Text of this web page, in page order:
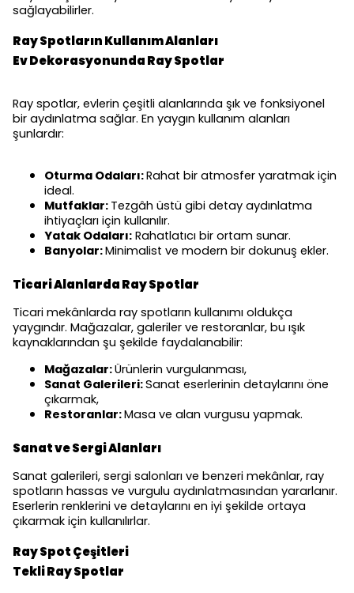
sağlayabilirler.
Ray Spotların Kullanım Alanları
Ev Dekorasyonunda Ray Spotlar
Ray spotlar, evlerin çeşitli alanlarında şık ve fonksiyonel
bir aydınlatma sağlar. En yaygın kullanım alanları
şunlardır:
Oturma Odaları:Rahat bir atmosfer yaratmak için
ideal.
Mutfaklar: Tezgâh üstü gibi detay aydınlatma
ihtiyaçları için kullanılır.
Yatak Odaları: Rahatlatıcı bir ortam sunar.
Banyolar:Minimalist ve modern bir dokunuş ekler.
Ticari Alanlarda Ray Spotlar
Ticari mekânlarda ray spotların kullanımı oldukça
yaygındır. Mağazalar, galeriler ve restoranlar, bu ışık
kaynaklarından şu şekilde faydalanabilir:
Mağazalar:Ürünlerin vurgulanması,
Sanat Galerileri:Sanat eserlerinin detaylarını öne
çıkarmak,
Restoranlar:Masa ve alan vurgusu yapmak.
Sanat ve Sergi Alanları
Sanat galerileri, sergi salonları ve benzeri mekânlar, ray
spotların hassas ve vurgulu aydınlatmasından yararlanır.
Eserlerin renklerini ve detaylarını en iyi şekilde ortaya
çıkarmak için kullanılırlar.
Ray Spot Çeşitleri
Tekli Ray Spotlar